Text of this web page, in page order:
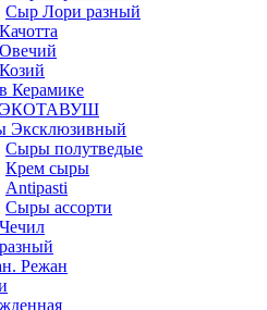
Сыр Лори разный
Керамике
Эксклюзивный
Сыры полутведые
Крем сыры
Antipasti
Сыры ассорти
Режан